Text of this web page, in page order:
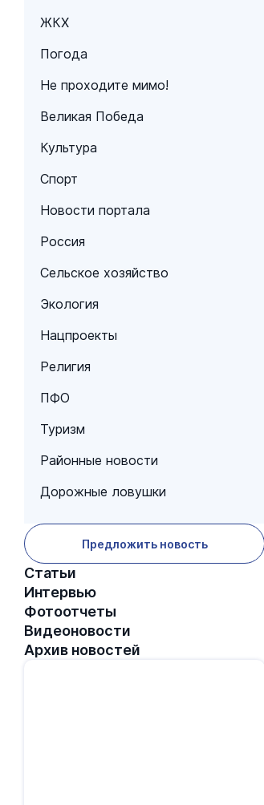
ЖКХ
Погода
Не проходите мимо!
Великая Победа
Культура
Спорт
Новости портала
Россия
Сельское хозяйство
Экология
Нацпроекты
Религия
ПФО
Туризм
Районные новости
Дорожные ловушки
Предложить новость
Статьи
Интервью
Фотоотчеты
Видеоновости
Архив новостей